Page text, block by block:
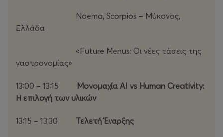
Noema, Scorpios – Μύκονος,
Ελλάδα
«Future Menus: Οι νέες τάσεις της
γαστρονομίας»
13:00 – 13:15 Μονομαχία AI vs Human Creativity:
Η επιλογή των υλικών
13:15 – 13:30 Τελετή Έναρξης